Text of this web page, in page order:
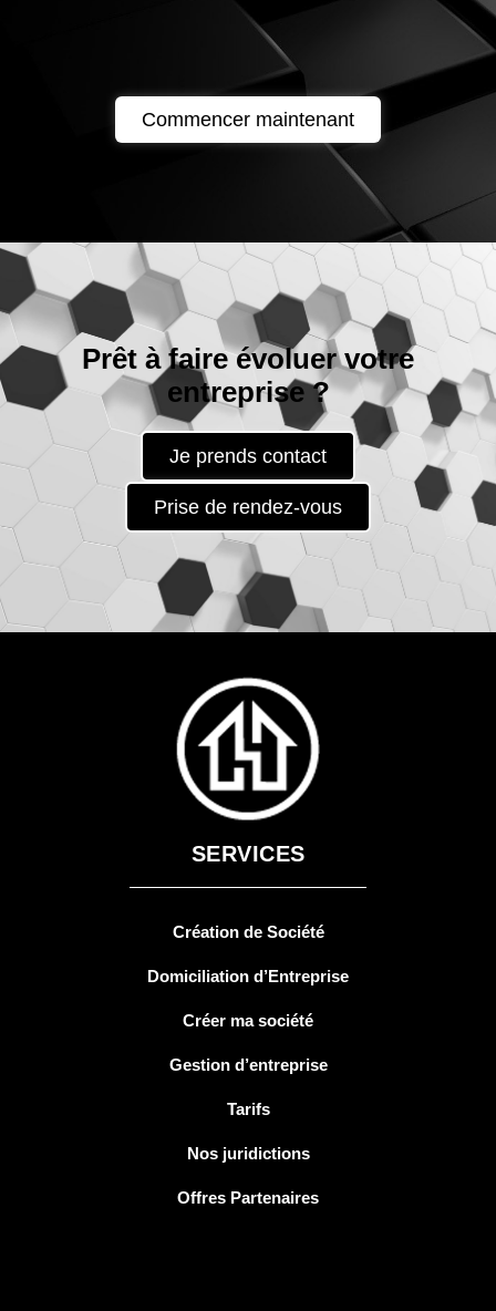
Commencer maintenant
Prêt à faire évoluer votre
entreprise ?
Je prends contact
Prise de rendez-vous
SERVICES
Création de Société
Domiciliation d’Entreprise
Créer ma société
Gestion d’entreprise
Tarifs
Nos juridictions
Offres Partenaires